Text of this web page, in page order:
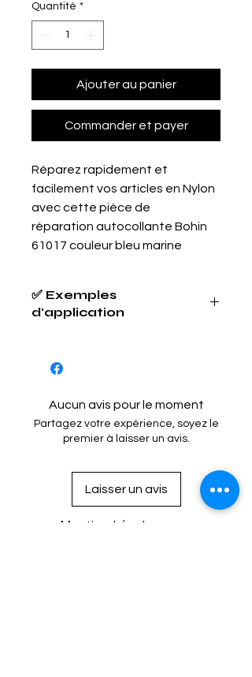
Quantité *
Ajouter au panier
Commander et payer
Réparez rapidement et
facilement vos articles en Nylon
avec cette pièce de
réparation autocollante Bohin
61017 couleur bleu marine
✅ Exemples
d'application
voyage, équipement de camping...
Aucun avis pour le moment
Partagez votre expérience, soyez le
premier à laisser un avis.
Laisser un avis
Mention Légale